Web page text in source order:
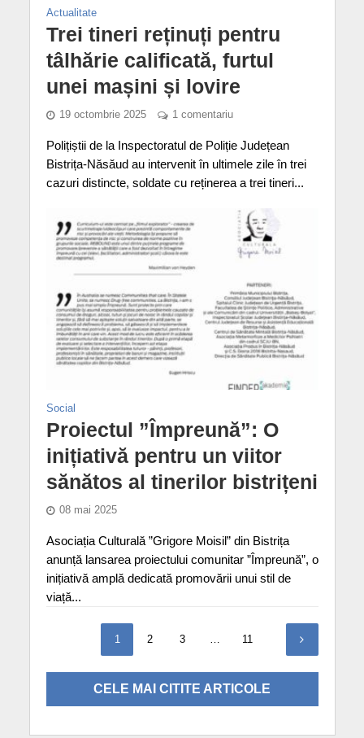
Actualitate
Trei tineri reținuți pentru
tâlhărie calificată, furtul
unei mașini și lovire
19 octombrie 2025 1 comentariu
Polițiștii de la Inspectoratul de Poliție Județean
Bistrița-Năsăud au intervenit în ultimele zile în trei
cazuri distincte, soldate cu reținerea a trei tineri...
Social
Proiectul ”Împreună”: O
inițiativă pentru un viitor
sănătos al tinerilor bistrițeni
08 mai 2025
Asociația Culturală ”Grigore Moisil” din Bistrița
anunță lansarea proiectului comunitar ”Împreună”, o
inițiativă amplă dedicată promovării unui stil de
viață...
1 2 3 … 11
CELE MAI CITITE ARTICOLE